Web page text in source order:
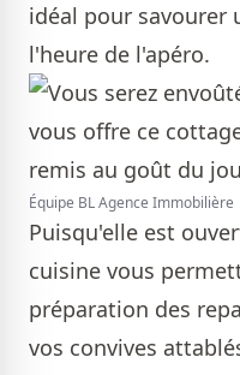
idéal pour savourer
l'heure de l'apéro.
Équipe BL Agence Immobilière
Puisqu'elle est
cuisine vous
préparation des
vos convives